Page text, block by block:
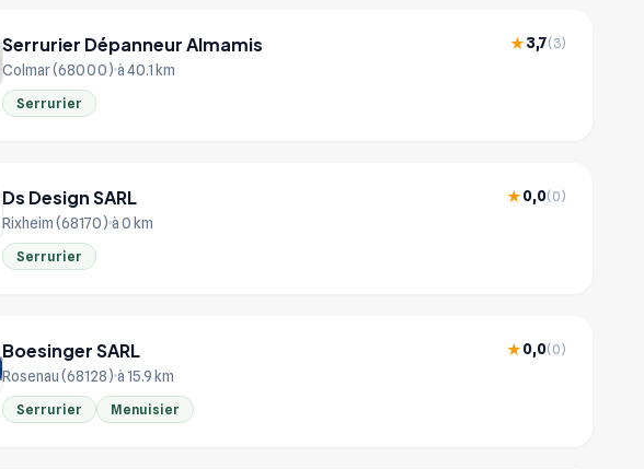
Serrurier Dépanneur Almamis ★3,7(3)
Colmar (68000) à 40.1 km
Serrurier
Ds Design SARL ★0,0(0)
Rixheim (68170) à 0 km
Serrurier
Boesinger SARL ★0,0(0)
Rosenau (68128) à 15.9 km
Serrurier Menuisier